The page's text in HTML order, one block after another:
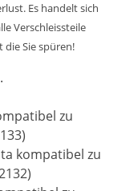
Es handelt sich
Verschleissteile
Sie spüren!
zu
kompatibel zu